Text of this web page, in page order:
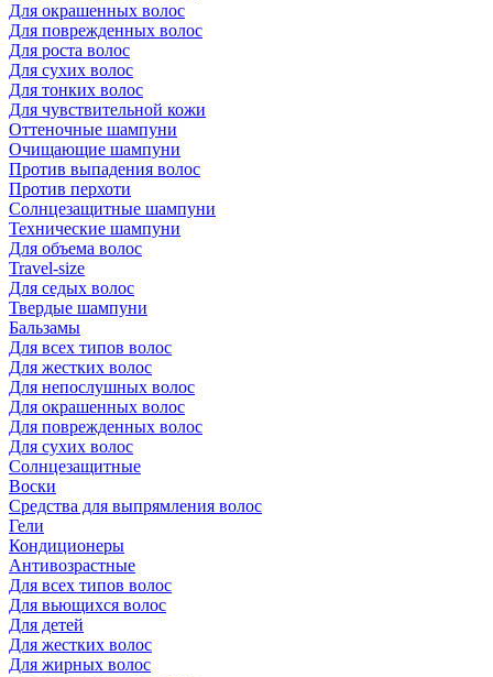
Для окрашенных волос
Для поврежденных волос
Для роста волос
Для сухих волос
Для тонких волос
Для чувствительной кожи
Оттеночные шампуни
Очищающие шампуни
Против выпадения волос
Против перхоти
Солнцезащитные шампуни
Технические шампуни
Для объема волос
Travel-size
Для седых волос
Твердые шампуни
Бальзамы
Для всех типов волос
Для жестких волос
Для непослушных волос
Для окрашенных волос
Для поврежденных волос
Для сухих волос
Солнцезащитные
Воски
Средства для выпрямления волос
Гели
Кондиционеры
Антивозрастные
Для всех типов волос
Для вьющихся волос
Для детей
Для жестких волос
Для жирных волос